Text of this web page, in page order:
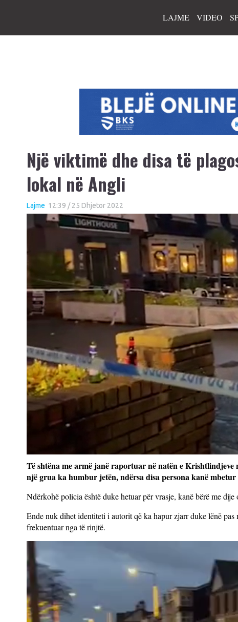
LAJME VIDEO
Një viktimë dhe disa të
lokal në Angli
Lajme 12:39 / 25 Dhjetor 2022
Të shtëna me armë janë raportuar në natën e Krishtlindjeve
një grua ka humbur jetën, ndërsa disa persona kanë mbetur
Ndërkohë policia është duke hetuar për vrasje, kanë bërë me dije
Ende nuk dihet identiteti i autorit që ka hapur zjarr duke lënë pas
frekuentuar nga të rinjtë.